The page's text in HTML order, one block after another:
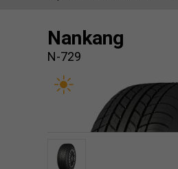
Nankang
N-729